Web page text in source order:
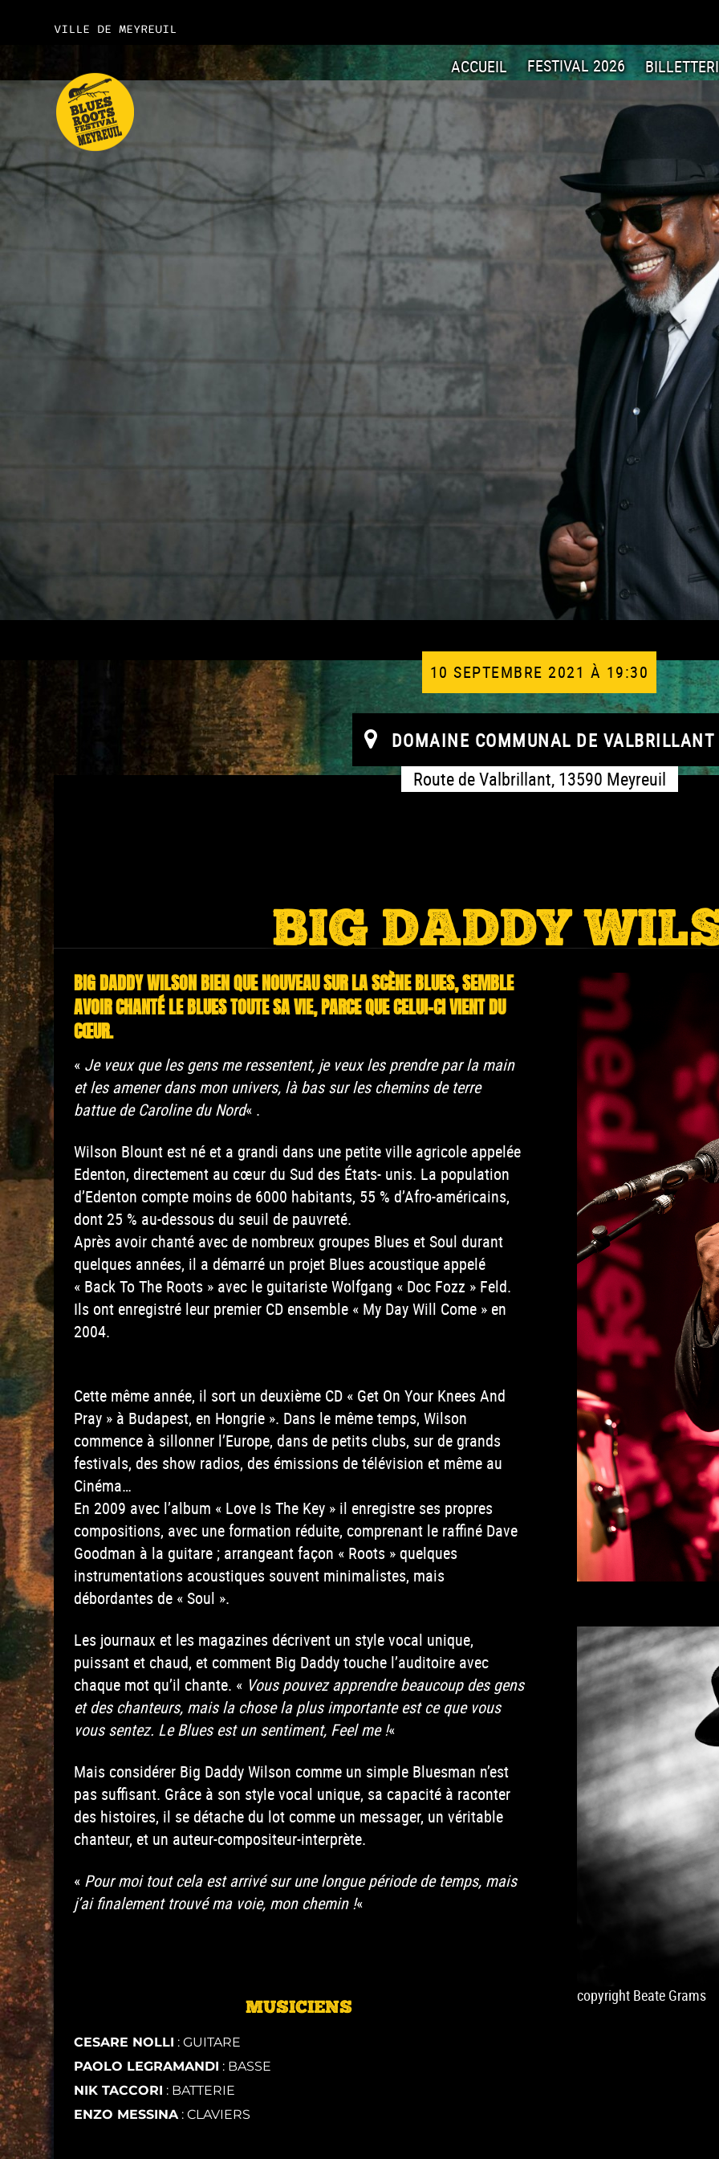
VILLE DE MEYREUIL
ACCUEIL FESTIVAL 2026
10 SEPTEMBRE 2021 À 19:30
DOMAINE COMMUNAL DE VALBRILLANT
Route de Valbrillant, 13590 Meyreuil
BIG DADDY
BIG DADDY WILSON BIEN QUE NOUVEAU SUR LA SCÈNE BLUES, SEMBLE
AVOIR CHANTÉ LE BLUES TOUTE SA VIE, PARCE QUE CELUI-CI VIENT DU
CŒUR.
« Je veux que les gens me ressentent, je veux les prendre par la main
et les amener dans mon univers, là bas sur les chemins de terre
battue de Caroline du Nord« .
Wilson Blount est né et a grandi dans une petite ville agricole appelée
Edenton, directement au cœur du Sud des États- unis. La population
d’Edenton compte moins de 6000 habitants, 55 % d’Afro-américains,
dont 25 % au-dessous du seuil de pauvreté.
Après avoir chanté avec de nombreux groupes Blues et Soul durant
quelques années, il a démarré un projet Blues acoustique appelé
« Back To The Roots » avec le guitariste Wolfgang « Doc Fozz » Feld.
Ils ont enregistré leur premier CD ensemble « My Day Will Come » en
2004.
Cette même année, il sort un deuxième CD « Get On Your Knees And
Pray » à Budapest, en Hongrie ». Dans le même temps, Wilson
commence à sillonner l’Europe, dans de petits clubs, sur de grands
festivals, des show radios, des émissions de télévision et même au
Cinéma…
En 2009 avec l’album « Love Is The Key » il enregistre ses propres
compositions, avec une formation réduite, comprenant le raffiné Dave
Goodman à la guitare ; arrangeant façon « Roots » quelques
instrumentations acoustiques souvent minimalistes, mais
débordantes de « Soul ».
Les journaux et les magazines décrivent un style vocal unique,
puissant et chaud, et comment Big Daddy touche l’auditoire avec
chaque mot qu’il chante. « Vous pouvez apprendre beaucoup des gens
et des chanteurs, mais la chose la plus importante est ce que vous
vous sentez. Le Blues est un sentiment, Feel me !«
Mais considérer Big Daddy Wilson comme un simple Bluesman n’est
pas suffisant. Grâce à son style vocal unique, sa capacité à raconter
des histoires, il se détache du lot comme un messager, un véritable
chanteur, et un auteur-compositeur-interprète.
« Pour moi tout cela est arrivé sur une longue période de temps, mais
j’ai finalement trouvé ma voie, mon chemin !«
MUSICIENS
CESARE NOLLI : GUITARE
PAOLO LEGRAMANDI : BASSE
NIK TACCORI : BATTERIE
ENZO MESSINA: CLAVIERS
copyright Beate Grams